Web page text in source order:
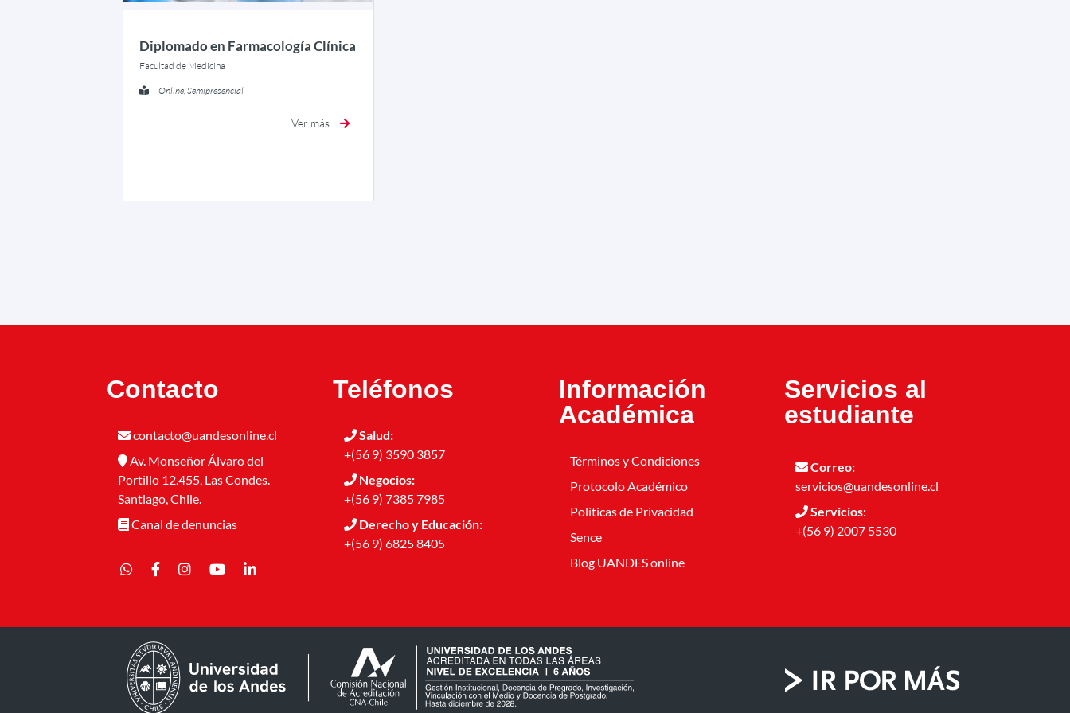
Diplomado en Farmacología Clínica
Facultad de Medicina
Online, Semipresencial
Ver más
Contacto
contacto@uandesonline.cl
Av. Monseñor Álvaro del
Portillo 12.455, Las Condes.
Santiago, Chile.
Canal de denuncias
Teléfonos
Salud:
+(56 9) 3590 3857
Negocios:
+(56 9) 7385 7985
Derecho y Educación:
+(56 9) 6825 8405
Información
Académica
Términos y Condiciones
Protocolo Académico
Políticas de Privacidad
Sence
Blog UANDES online
Servicios al
estudiante
Correo:
servicios@uandesonline.cl
Servicios:
+(56 9) 2007 5530